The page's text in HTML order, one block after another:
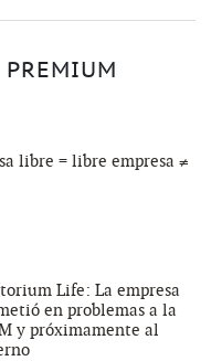
libre = libre empresa ≠
Life: La empresa
en problemas a la
y próximamente al